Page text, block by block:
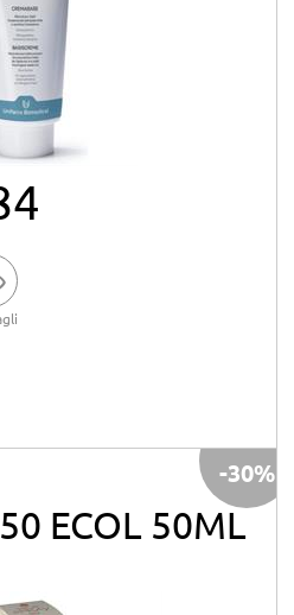
ECOL 50ML
-30%